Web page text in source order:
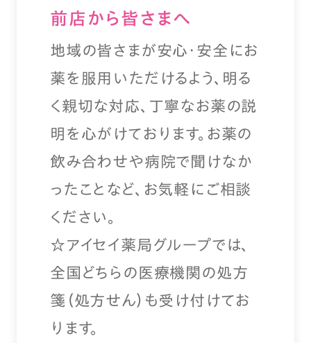
前店から皆さまへ
地域の皆さまが安心・安全にお
薬を服用いただけるよう、明る
く親切な対応、丁寧なお薬の説
明を心がけております。お薬の
飲み合わせや病院で聞けなか
ったことなど、お気軽にご相談
ください。
☆アイセイ薬局グループでは、
全国どちらの医療機関の処方
箋（処方せん）も受け付けてお
ります。